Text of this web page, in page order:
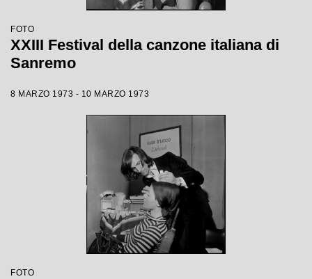
FOTO
XXIII Festival della canzone italiana di
Sanremo
8 MARZO 1973 - 10 MARZO 1973
FOTO